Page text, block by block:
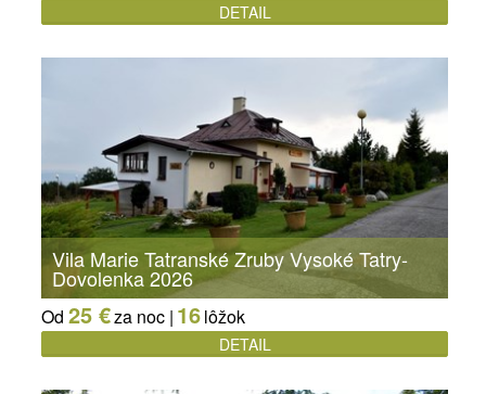
DETAIL
Vila Marie Tatranské Zruby Vysoké Tatry-
Dovolenka 2026
Od 25 €za noc | 16lôžok
DETAIL